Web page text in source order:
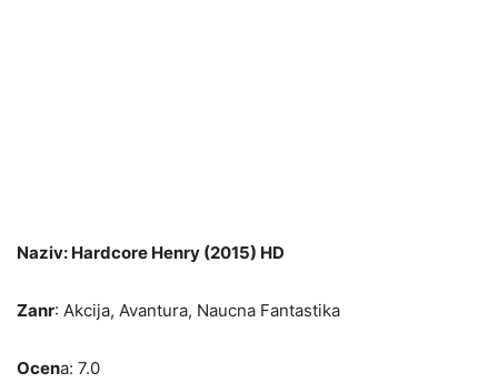
Naziv: Hardcore Henry (2015) HD
Zanr: Akcija, Avantura, Naucna Fantastika
Ocena: 7.0